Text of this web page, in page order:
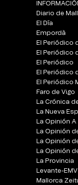
Diario de
El Día
Empordà
El Periódico
El Periódico
El Periódico
El Periódico
El Periódico
Faro de Vigo
La Crónica
La Nueva
La Opinión
La Opinión
La Opinión
La Opinión
La Provincia
Levante-EMV
Mallorca